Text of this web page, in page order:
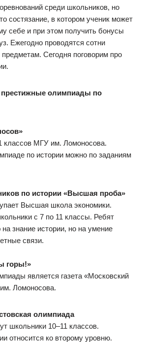
среди школьников, но
состязание, в котором ученик может
себе и при этом получить бонусы
Ежегодно проводятся сотни
Сегодня поговорим про
олимпиады по
классов МГУ им. Ломоносова.
по истории можно по заданиям
по истории «Высшая проба»
Высшая школа экономики.
с 7 по 11 классы. Ребят
знание истории, но на умение
связи.
горы!»
является газета «Московский
Ломоносова.
олимпиада
школьники 10–11 классов.
относится ко второму уровню.